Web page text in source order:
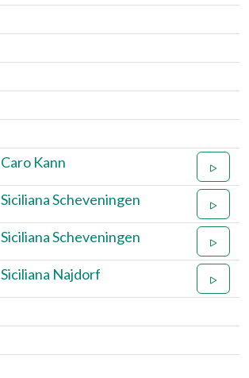
Caro Kann
Siciliana Scheveningen
Siciliana Scheveningen
Siciliana Najdorf